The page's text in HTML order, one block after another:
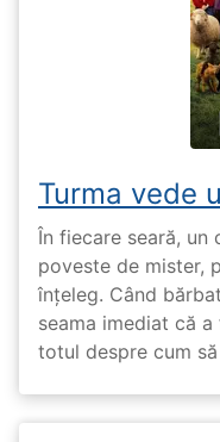
Turma vede
În fiecare seară,
poveste de mister,
înțeleg. Când
seama imediat că
totul despre cum